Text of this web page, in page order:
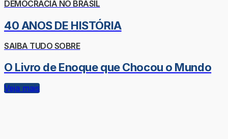
DEMOCRACIA NO BRASIL
40 ANOS DE HISTÓRIA
SAIBA TUDO SOBRE
O Livro de Enoque que Chocou o Mundo
Veja mais